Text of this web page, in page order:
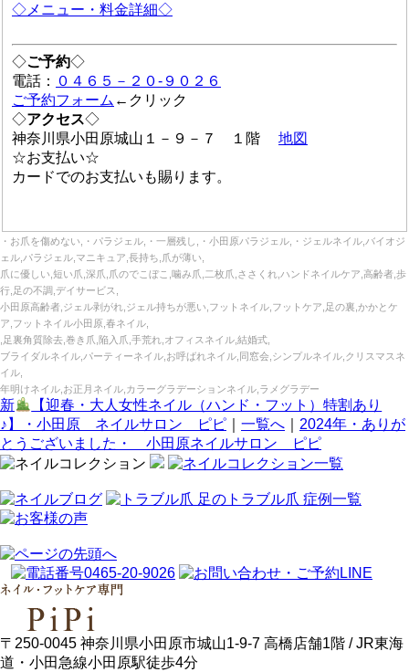
◇メニュー・料金詳細◇
◇ご予約◇
電話： ０４６５－２０-９０２６
ご予約フォーム ←クリック
◇アクセス◇
神奈川県小田原城山１－９－７ １階 地図
☆お支払い☆
カードでのお支払いも賜ります。
・お爪を傷めない,・パラジェル,・一層残し,・小田原パラジェル,・ジェルネイル,バイオジ
ェル,パラジェル,マニキュア,長持ち,爪が薄い,
爪に優しい,短い爪,深爪,爪のでこぼこ,噛み爪,二枚爪,ささくれ,ハンドネイルケア,高齢者,歩
行,足の不調,デイサービス,
小田原高齢者,ジェル剥がれ,ジェル持ちが悪い,フットネイル,フットケア,足の裏,かかとケ
ア,フットネイル小田原,春ネイル,
,足裏角質除去,巻き爪,陥入爪,手荒れ,オフィスネイル,結婚式,
ブライダルネイル,パーティーネイル,お呼ばれネイル,同窓会,シンプルネイル,クリスマスネ
イル,
年明けネイル,お正月ネイル,カラーグラデーションネイル,ラメグラデー
新
【迎春・大人女性ネイル（ハンド・フット）特割あり
♪】・小田原 ネイルサロン ピピ
一覧へ
2024年・ありが
とうございました・ 小田原ネイルサロン ピピ
〒250-0045 神奈川県小田原市城山1-9-7 高橋店舗1階 / JR東海
道・小田急線小田原駅徒歩4分